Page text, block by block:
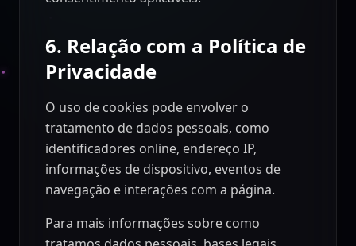
6. Relação com a Política de
Privacidade
O uso de cookies pode envolver o
tratamento de dados pessoais, como
identificadores online, endereço IP,
informações de dispositivo, eventos de
navegação e interações com a página.
Para mais informações sobre como